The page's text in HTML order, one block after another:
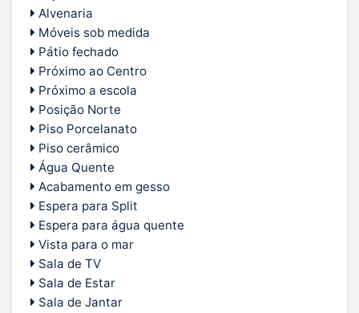
Alvenaria
Móveis sob medida
Pátio fechado
Próximo ao Centro
Próximo a escola
Posição Norte
Piso Porcelanato
Piso cerâmico
Água Quente
Acabamento em gesso
Espera para Split
Espera para água quente
Vista para o mar
Sala de TV
Sala de Estar
Sala de Jantar